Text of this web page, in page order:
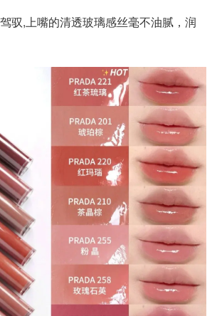
驭,上嘴的清透玻璃感丝毫不油腻，润